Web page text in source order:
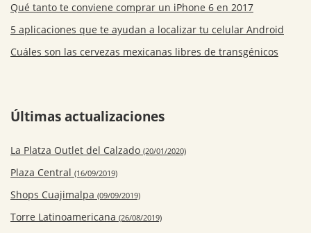
Qué tanto te conviene comprar un iPhone 6 en 2017
5 aplicaciones que te ayudan a localizar tu celular Android
Cuáles son las cervezas mexicanas libres de transgénicos
Últimas actualizaciones
La Platza Outlet del Calzado (20/01/2020)
Plaza Central (16/09/2019)
Shops Cuajimalpa (09/09/2019)
Torre Latinoamericana (26/08/2019)